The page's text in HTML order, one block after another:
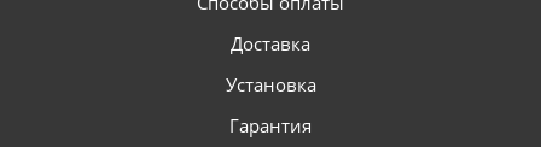
Доставка
Установка
Гарантия